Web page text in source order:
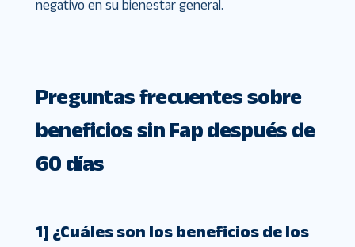
negativo en su bienestar general.
Preguntas frecuentes sobre
beneficios sin Fap después de
60 días
1] ¿Cuáles son los beneficios de los